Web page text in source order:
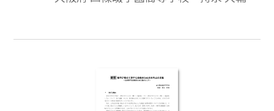
通テストに向けた十分な対策が求められま
の数学の授業実践について、ごく簡単では
ありますがご紹介したいと思います。